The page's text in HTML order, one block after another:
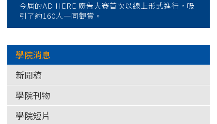
今屆的AD HERE 廣告大賽首次以線上形式進行，吸
引了約160人一同觀賞。
學院消息
新聞稿
學院刊物
學院短片